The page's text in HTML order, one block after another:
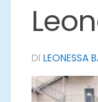
DI LEONESSA